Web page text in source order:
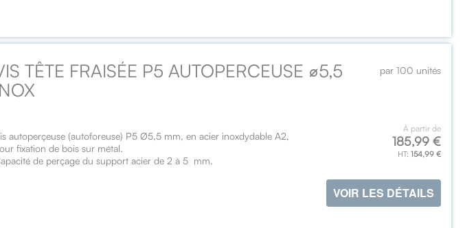
par 100 unités
TÊTE FRAISÉE P5 AUTOPERCEUSE ⌀5,5
À partir de
185,99 €
154,99 €
VOIR LES DÉTAILS
autoperçeuse (autoforeuse) P5 Ø5,5 mm, en acier inoxdydable A2,
fixation de bois sur métal.
de perçage du support acier de 2 à 5 mm.